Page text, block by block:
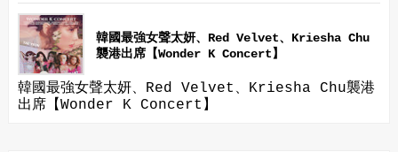
韓國最強女聲太妍、Red Velvet、Kriesha Chu
襲港出席【Wonder K Concert】
韓國最強女聲太妍、Red Velvet、Kriesha Chu襲港
出席【Wonder K Concert】